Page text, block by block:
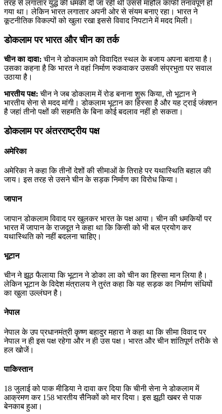
तरह से लगातार युद्ध की धमकी दी जा रही थी उससे माहौल काफी तनावपूर्ण हो
गया था। लेकिन भारत लगातार अपनी ओर से संयम बनाए रहा। भारत ने
कूटनीतिक विकल्पों को खुला रखा इससे विवाद निपटाने में मदद मिली।
डोकलाम पर भारत और चीन का तर्क
चीन का दावा: चीन ने डोकलाम को विवादित स्थल के बजाय अपना बताया है।
उसका कहना है कि भारत ने वहां निर्माण रुकवाकर उसकी संप्रभुता पर सवाल
उठाया है।
भारतीय पक्ष: चीन ने जब डोकलाम में रोड बनाना शुरू किया, तो भूटान ने
भारतीय सेना से मदद मांगी। डोकलाम भूटान का हिस्सा है और यह ट्राई जंक्शन
है जहां तीनो पक्षों की सहमति के बिना कोई बदलाव नहीं हो सकता।
डोकलाम पर अंतरराष्ट्रीय पक्ष
अमेरिका
अमेरिका ने कहा कि तीनों देशों की सीमाओं के तिराहे पर यथास्थिति बहाल की
जाय। इस तरह से उसने चीन के सड़क निर्माण का विरोध किया।
जापान
जापान डोकलाम विवाद पर खुलकर भारत के पक्ष आया। चीन की धमकियों पर
भारत में जापान के राजदूत ने कहा था कि किसी को भी बल प्रयोग कर
यथास्थिति को नहीं बदलना चाहिए।
भूटान
चीन ने झूठ फैलाया कि भूटान ने डोका ला को चीन का हिस्सा मान लिया है।
लेकिन भूटान के विदेश मंत्रालय ने तुरंत कहा कि यह सड़क का निर्माण संधियों
का खुला उल्लंघन है।
नेपाल
नेपाल के उप प्रधानमंत्री कृष्ण बहादुर महारा ने कहा था कि सीमा विवाद पर
नेपाल न ही इस पक्ष रहेगा और न ही उस पक्ष। भारत और चीन शांतिपूर्ण तरीके से
हल खोजें।
पाकिस्तान
18 जुलाई को पाक मीडिया ने दावा कर दिया कि चीनी सेना ने डोकलाम में
आक्रमण कर 158 भारतीय सैनिकों को मार दिया। इस झूठी खबर से पाक
बेनकाब हुआ।